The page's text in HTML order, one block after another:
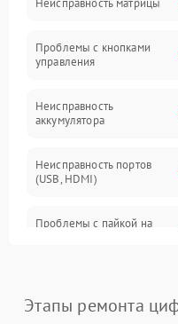
Управление
Механические
Неисправность матрицы
Проблемы с кнопками
управления
Неисправность
аккумулятора
Неисправность портов
(USB, HDMI)
Проблемы с пайкой на
Этапы ремонта